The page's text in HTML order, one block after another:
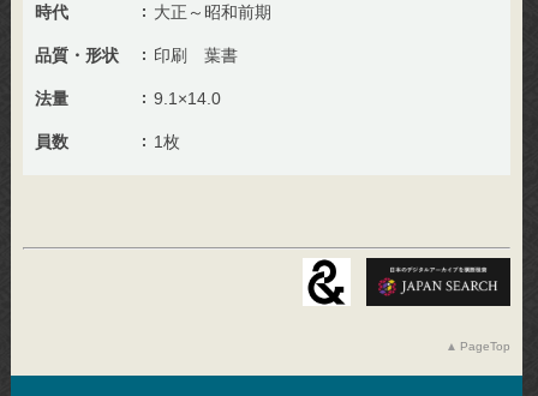
時代 大正～昭和前期
品質・形状 印刷 葉書
法量 9.1×14.0
員数 1枚
PageTop